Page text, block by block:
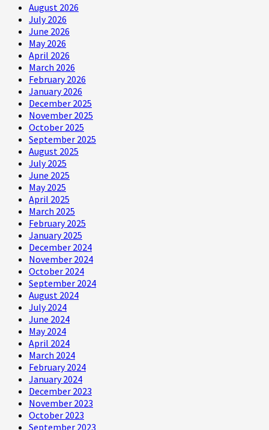
August 2026
July 2026
June 2026
May 2026
April 2026
March 2026
February 2026
January 2026
December 2025
November 2025
October 2025
September 2025
August 2025
July 2025
June 2025
May 2025
April 2025
March 2025
February 2025
January 2025
December 2024
November 2024
October 2024
September 2024
August 2024
July 2024
June 2024
May 2024
April 2024
March 2024
February 2024
January 2024
December 2023
November 2023
October 2023
September 2023